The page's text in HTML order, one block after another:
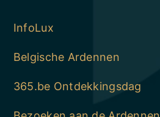
InfoLux
Belgische Ardennen
365.be Ontdekkingsdag